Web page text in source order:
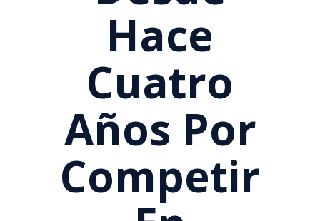
Hace
Cuatro
Años Por
Competir